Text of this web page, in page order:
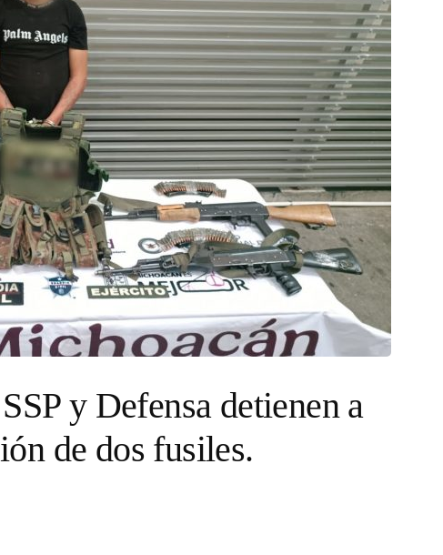
y Defensa detienen a
de dos fusiles.